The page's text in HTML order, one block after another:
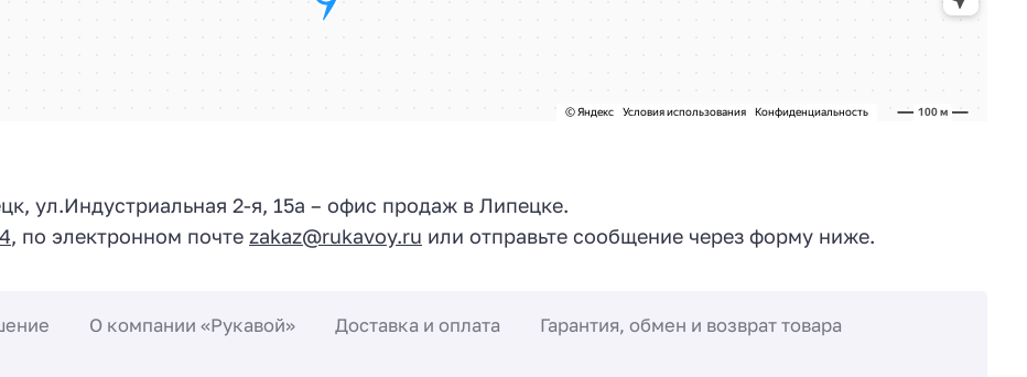
, ул.Индустриальная 2-я, 15а – офис продаж в Липецке.
, по электронном почте zakaz@rukavoy.ru или отправьте сообщение через форму ниже.
О компании «Рукавой» Доставка и оплата
Гарантия, обмен и возврат товара